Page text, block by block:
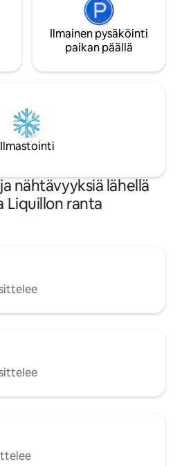
Ilmainen pysäköinti
paikan päällä
Ilmastointi
nähtävyyksiä lähellä
Liquillon ranta